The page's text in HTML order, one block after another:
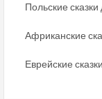
Польские
Африканские
Еврейские